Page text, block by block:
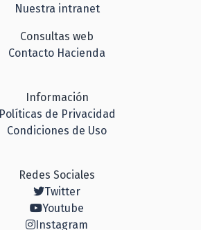
Nuestra intranet
Consultas web
Contacto Hacienda
Información
Políticas de Privacidad
Condiciones de Uso
Redes Sociales
Twitter
Youtube
Instagram